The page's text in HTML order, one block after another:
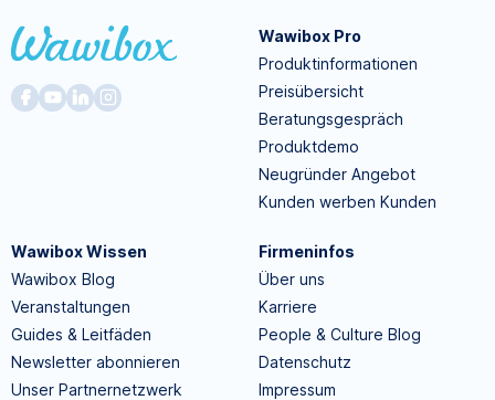
Wawibox Pro
Produktinformationen
Preisübersicht
Beratungsgespräch
Produktdemo
Neugründer Angebot
Kunden werben Kunden
Wawibox Wissen
Wawibox Blog
Veranstaltungen
Guides & Leitfäden
Newsletter abonnieren
Unser Partnernetzwerk
Firmeninfos
Über uns
Karriere
People & Culture Blog
Datenschutz
Impressum